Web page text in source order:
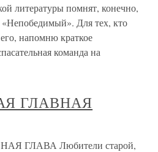
литературы помнят, конечно,
Для тех, кто
напомню краткое
команда на
ГЛАВНАЯ
ГЛАВА Любители старой,